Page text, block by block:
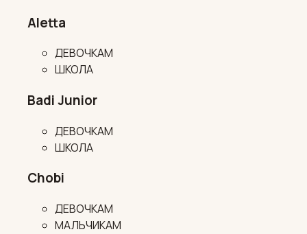
Aletta
ДЕВОЧКАМ
ШКОЛА
Badi Junior
ДЕВОЧКАМ
ШКОЛА
Chobi
ДЕВОЧКАМ
МАЛЬЧИКАМ